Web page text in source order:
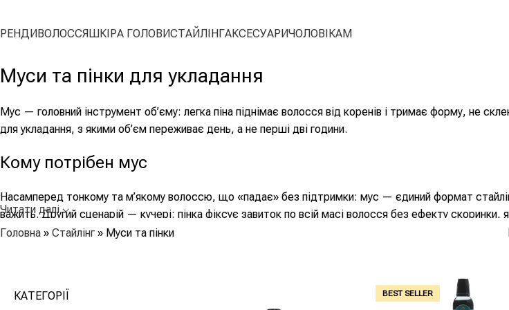
ВОЛОССЯ ШКІРА ГОЛОВИСТАЙЛІНГАКСЕСУАРИЧОЛОВІКАМ
Муси та пінки для укладання
Мус — головний інструмент об’єму: легка піна піднімає волосся від коренів і тримає форму, не
для укладання, з якими об’єм переживає день, а не перші дві години.
Кому потрібен мус
Насамперед тонкому та м’якому волоссю, що «падає» без підтримки: мус — єдиний формат
важить. Другий сценарій — кучері: пінка фіксує завиток по всій масі волосся без ефекту
Кулька муса розміром з волоський горіх — на все волосся; більше не означає об’ємніше, а означає
потім висушіть феном, піднімаючи волосся біля коренів щіткою або пальцями. Тепло активує
Читати далі
Головна » Стайлінг » Муси та пінки
КАТЕГОРІЇ BEST SELLER